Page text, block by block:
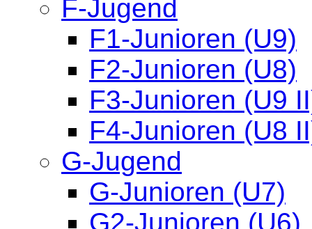
F-Jugend
F1-Junioren (U9)
F2-Junioren (U8)
F3-Junioren (U9
F4-Junioren (U8
G-Jugend
G-Junioren (U7)
G2-Junioren (U6)